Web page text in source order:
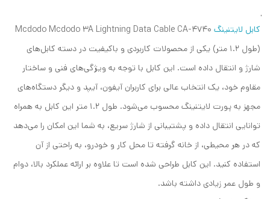
کابل لایتنینگ Mcdodo Mcdodo 3A Lightning Data Cable CA-4740
(طول 1.2 متر) یکی از محصولات کاربردی و باکیفیت در دسته کابل‌های
شارژ و انتقال داده است. این کابل با توجه به ویژگی‌های فنی و ساختار
مقاوم خود، یک انتخاب عالی برای کاربران آیفون، آیپد و دیگر دستگاه‌های
مجهز به پورت لایتنینگ محسوب می‌شود. طول 1.2 متر این کابل به همراه
توانایی انتقال داده و پشتیبانی از شارژ سریع، به شما این امکان را می‌دهد
که در هر محیطی، از خانه گرفته تا محل کار و خودرو، به راحتی از آن
استفاده کنید. این کابل طراحی شده است تا علاوه بر ارائه عملکرد بالا، دوام
و طول عمر زیادی داشته باشد.